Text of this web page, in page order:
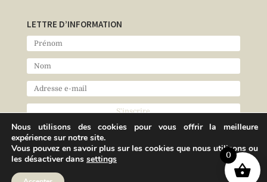
LETTRE D’INFORMATION
Nous utilisons des cookies pour vous offrir la meilleure
expérience sur notre site.
Vous pouvez en savoir plus sur les cookies que nous utilisons ou
les désactiver dans settings 0